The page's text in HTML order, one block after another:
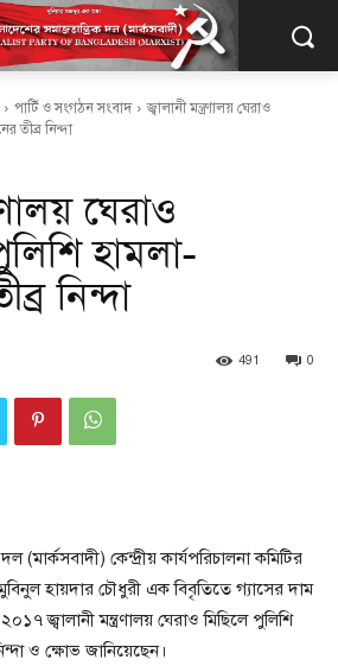
পার্টি ও সংগঠন সংবাদ
জ্বালানী মন্ত্রণালয় ঘেরাও
তীব্র নিন্দা
ঘেরাও
হামলা-
নিন্দা
0
491
(মার্কসবাদী) কেন্দ্রীয় কার্যপরিচালনা কমিটির
হায়দার চৌধুরী এক বিবৃতিতে গ্যাসের দাম
জ্বালানী মন্ত্রণালয় ঘেরাও মিছিলে পুলিশি
ও ক্ষোভ জানিয়েছেন।